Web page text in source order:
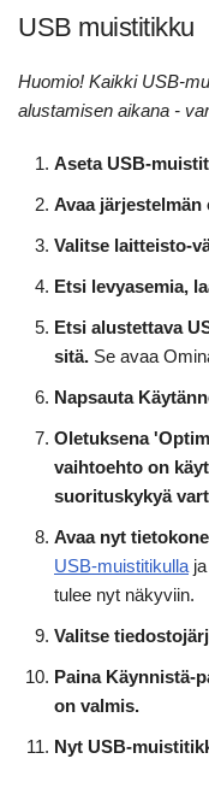
USB muistitikku
Huomio! Kaikki USB-
alustamisen aikana -
Aseta USB-
Avaa
Valitse laitteisto-
Etsi levyasemia,
Etsi alustettava
sitä. Se avaa
Napsauta
Oletuksena
vaihtoehto on
suorituskykyä
Avaa nyt
USB-muistitikulla
tulee nyt näkyviin.
Valitse
Paina Käynnistä-
on valmis.
Nyt USB-